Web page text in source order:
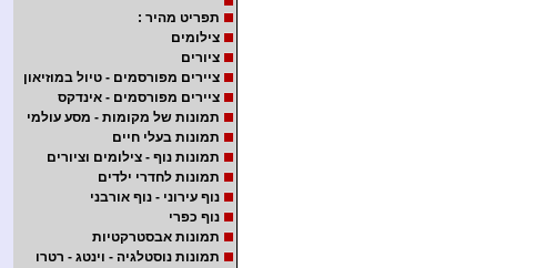
תפריט מהיר :
צילומים
ציורים
ציירים מפורסמים - טיול במוזיאון
ציירים מפורסמים - אינדקס
תמונות של מקומות - מסע עולמי
תמונות בעלי חיים
תמונות נוף - צילומים וציורים
תמונות לחדרי ילדים
נוף עירוני - נוף אורבני
נוף כפרי
תמונות אבסטרקטיות
תמונות נוסטלגיה - וינטג - רטרו